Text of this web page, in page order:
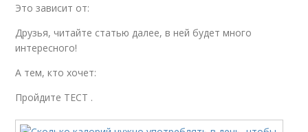
Это зависит от:
Друзья, читайте статью далее, в ней будет много
интересного!
А тем, кто хочет:
Пройдите ТЕСТ .